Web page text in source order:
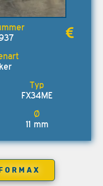
FX34ME
11 mm